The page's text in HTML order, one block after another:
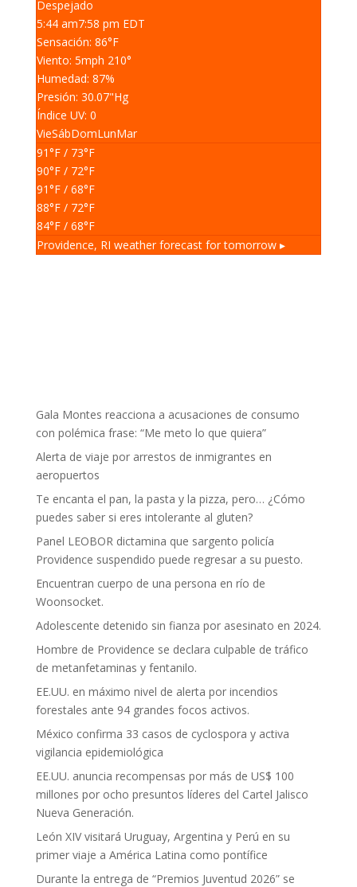
Despejado
5:44 am7:58 pm EDT
Sensación: 86°F
Viento: 5mph 210°
Humedad: 87%
Presión: 30.07"Hg
Índice UV: 0
VieSábDomLunMar
91°F/ 73°F
90°F/ 72°F
91°F/ 68°F
88°F/ 72°F
84°F/ 68°F
Providence, RI weather forecast for tomorrow ▸
Gala Montes reacciona a acusaciones de consumo
con polémica frase: “Me meto lo que quiera”
Alerta de viaje por arrestos de inmigrantes en
aeropuertos
Te encanta el pan, la pasta y la pizza, pero… ¿Cómo
puedes saber si eres intolerante al gluten?
Panel LEOBOR dictamina que sargento policía
Providence suspendido puede regresar a su puesto.
Encuentran cuerpo de una persona en río de
Woonsocket.
Adolescente detenido sin fianza por asesinato en 2024.
Hombre de Providence se declara culpable de tráfico
de metanfetaminas y fentanilo.
EE.UU. en máximo nivel de alerta por incendios
forestales ante 94 grandes focos activos.
México confirma 33 casos de cyclospora y activa
vigilancia epidemiológica
EE.UU. anuncia recompensas por más de US$ 100
millones por ocho presuntos líderes del Cartel Jalisco
Nueva Generación.
León XIV visitará Uruguay, Argentina y Perú en su
primer viaje a América Latina como pontífice
Durante la entrega de “Premios Juventud 2026” se